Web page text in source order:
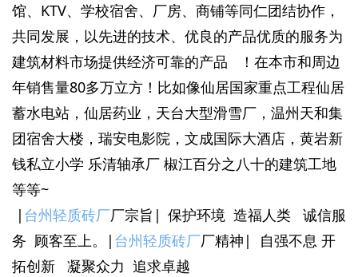
馆、KTV、学校宿舍、厂房、商铺等同仁团结协作，
共同发展，以先进的技术、优良的产品优质的服务为
建筑材料市场提供经济可靠的产品 ！在本市和周边
年销售量80多万立方！比如像仙居国家重点工程仙居
蓄水电站，仙居药业，天台大型滑雪厂，温州天和集
团宿舍大楼，瑞安电影院，文成国际大酒店，黄岩新
钱私立小学 乐清轴承厂 椒江百分之八十的建筑工地
等等~
| 台州轻质砖厂厂宗旨| 保护环境 造福人类 诚信服
务 顾客至上。
| 台州轻质砖厂厂精神| 自强不息 开
拓创新 凝聚众力 追求卓越